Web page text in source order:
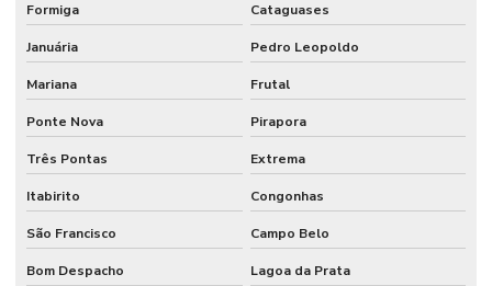
Formiga Cataguases
Januária Pedro Leopoldo
Mariana Frutal
Ponte Nova Pirapora
Três Pontas Extrema
Itabirito Congonhas
São Francisco Campo Belo
Bom Despacho Lagoa da Prata